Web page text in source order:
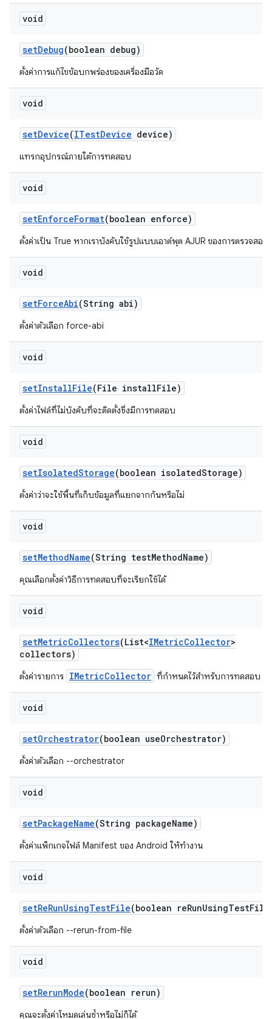
void
setDebug(boolean debug)
ตั้งค่าการแก้ไขข้อบกพร่องของเครื่องมือวัด
void
setDevice(ITestDevice device)
แทรกอุปกรณ์ภายใต้การทดสอบ
void
setEnforceFormat(boolean enforce)
ตั้งค่าเป็น True หากเราบังคับใช้รูปแบบเอาต์พุต AJUR ของการตรวจสอบ
void
setForceAbi(String abi)
ตั้งค่าตัวเลือก force-abi
void
setInstallFile(File installFile)
ตั้งค่าไฟล์ที่ไม่บังคับที่จะติดตั้งซึ่งมีการทดสอบ
void
setIsolatedStorage(boolean isolatedStorage)
ตั้งค่าว่าจะใช้พื้นที่เก็บข้อมูลที่แยกจากกันหรือไม่
void
setMethodName(String testMethodName)
คุณเลือกตั้งค่าวิธีการทดสอบที่จะเรียกใช้ได้
void
setMetricCollectors(List<IMetricCollector>
collectors)
ตั้งค่ารายการ IMetricCollector ที่กำหนดไว้สำหรับการทดสอบ
void
setOrchestrator(boolean useOrchestrator)
ตั้งค่าตัวเลือก --orchestrator
void
setPackageName(String packageName)
ตั้งค่าแพ็กเกจไฟล์ Manifest ของ Android ให้ทำงาน
void
setReRunUsingTestFile(boolean reRunUsingTest
ตั้งค่าตัวเลือก --rerun-from-file
void
setRerunMode(boolean rerun)
คุณจะตั้งค่าโหมดเล่นซ้ำหรือไม่ก็ได้